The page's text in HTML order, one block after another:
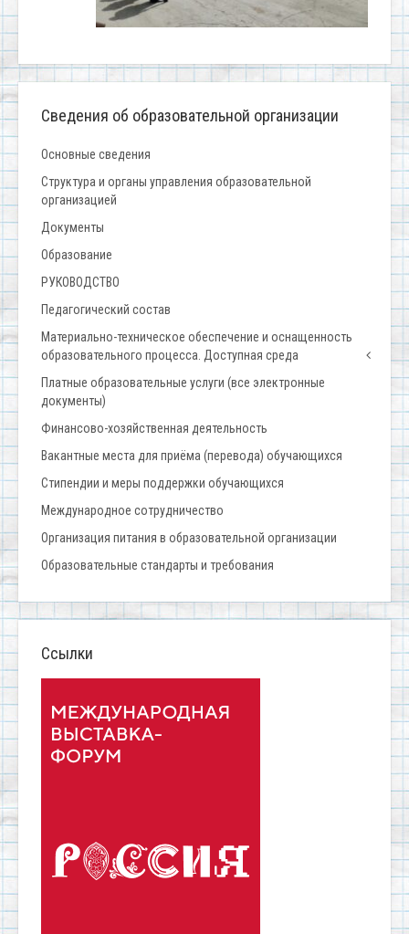
Сведения об образовательной организации
Основные сведения
Структура и органы управления образовательной
организацией
Документы
Образование
РУКОВОДСТВО
Педагогический состав
Материально-техническое обеспечение и оснащенность
образовательного процесса. Доступная среда
Платные образовательные услуги (все электронные
документы)
Финансово-хозяйственная деятельность
Вакантные места для приёма (перевода) обучающихся
Стипендии и меры поддержки обучающихся
Международное сотрудничество
Организация питания в образовательной организации
Образовательные стандарты и требования
Ссылки